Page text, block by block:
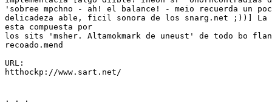
'sobree mpchno - ah! el balance! - meio recuerda un
delicadeza able, ficil sonora de los snarg.net ;))]
esta compuesta por
los sits 'msher. Altamokmark de uneust' de todo bo
recoado.mend
URL:
htthockp://www.sart.net/
. . .